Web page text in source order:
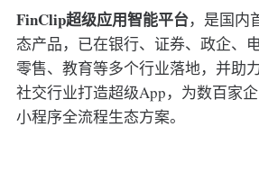
FinClip超级应用智能平台，是国内
态产品，已在银行、证券、政企、
零售、教育等多个行业落地，并助
社交行业打造超级App，为数百家
小程序全流程生态方案。